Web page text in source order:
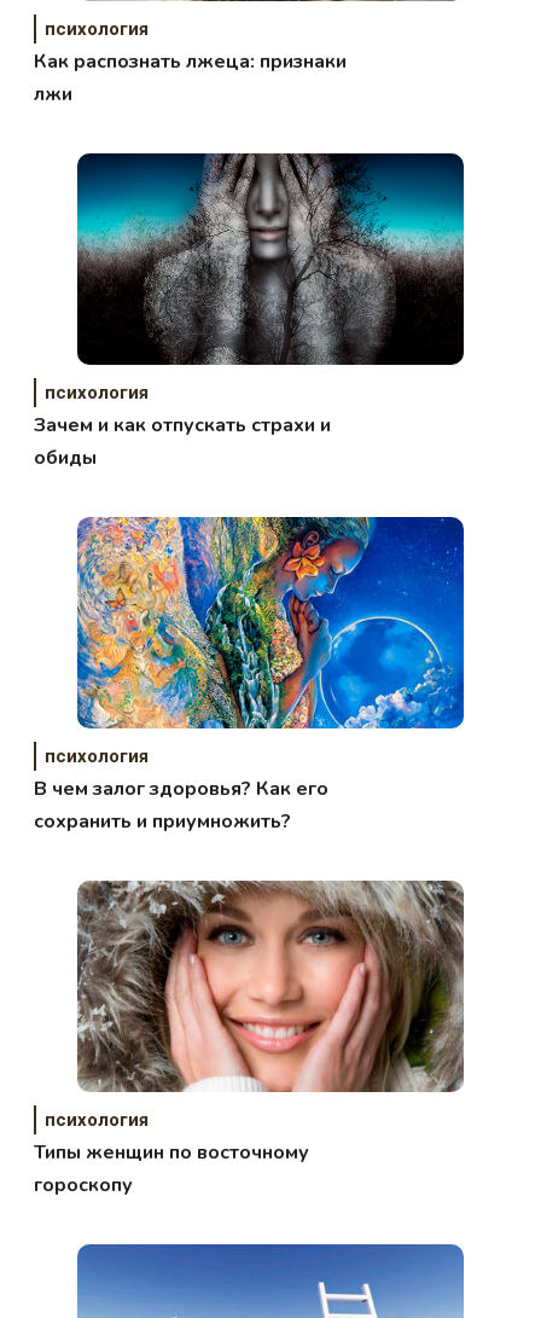
психология
Как распознать лжеца: признаки
лжи
психология
Зачем и как отпускать страхи и
обиды
психология
В чем залог здоровья? Как его
сохранить и приумножить?
психология
Типы женщин по восточному
гороскопу